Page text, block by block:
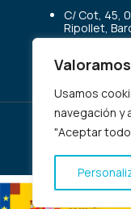
Usamos
navegación y
"Aceptar
C/ Cot, 45,
Ripollet,
© 2026